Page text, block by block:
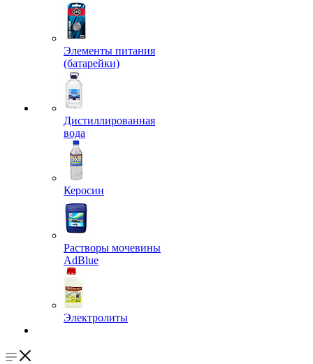
Элементы питания
(батарейки)
Дистиллированная
вода
Керосин
Растворы мочевины
AdBlue
Электролиты